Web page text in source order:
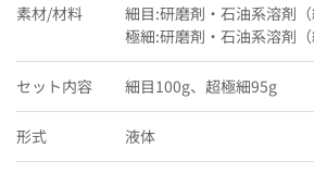
素材/材料
細目:研磨剤・石油系溶剤
極細:研磨剤・石油系溶剤
セット内容 細目100g、超極細95g
形式 液体